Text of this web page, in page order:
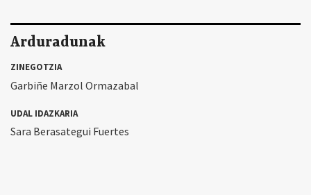
Arduradunak
ZINEGOTZIA
Garbiñe Marzol Ormazabal
UDAL IDAZKARIA
Sara Berasategui Fuertes